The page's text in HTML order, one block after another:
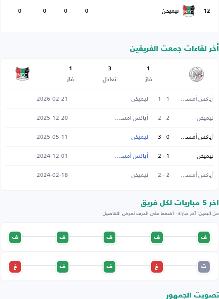
12 نيميخن 0
0
0
0
أخر لقاءات جمعت الفريقين
1
فاز
3
تعادل
1
فاز
أياكس أمستردام 1 - 1 نيميخن
2026-02-21
نيميخن
2 - 2 أياكس أمستردام
2025-12-20
أياكس أمستردام
0 - 3 نيميخن
2025-05-11
نيميخن
1 - 2 أياكس أمستردام
2024-12-01
أياكس أمستردام
2 - 2 نيميخن 2024-02-18
اخر 5 مباريات لكل فريق
من اليمين: آخر مباراة · اضغط على الحرف لعرض التفاصيل
ف ف ف ف ف
ت خ ف ف خ
تصويت الجمهور